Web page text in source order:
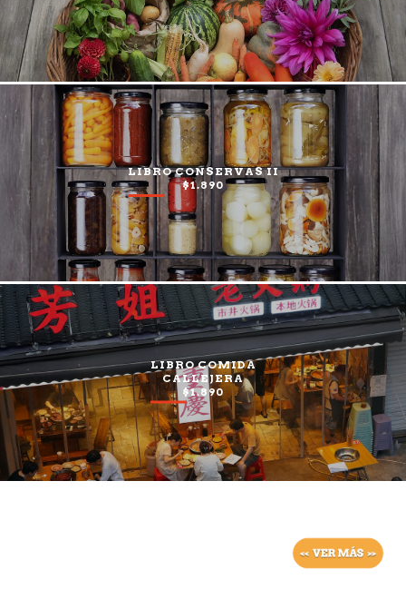
LIBRO CONSERVAS II
$1.890
LIBRO COMIDA
CALLEJERA
$1.890